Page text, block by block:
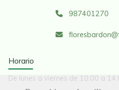
987401270
floresbardon
Horario
De lunes a viernes de 10:00 a